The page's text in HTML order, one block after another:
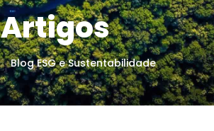
Artigos
Blog ESG e Sustentabilidade